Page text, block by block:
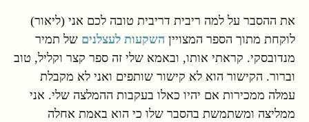
את ההסבר על למה ריבית דריבית טובה לכם אני (ליאור)
לוקחת מתוך הספר המצויין השקעות לעצלנים של תמיר
מנדובסקי. קראתי אותו, ובאמא שלי זה ספר קצר וקליל, טוב
וברור. הקישור הוא לא קישור שותפים ואני לא מקבלת
עמלה ממכירות אם יהיו כאלו בעקבות ההמלצה שלי. אני
ממליצה ומשתמשת בהסבר שלו כי הוא באמת אחלה